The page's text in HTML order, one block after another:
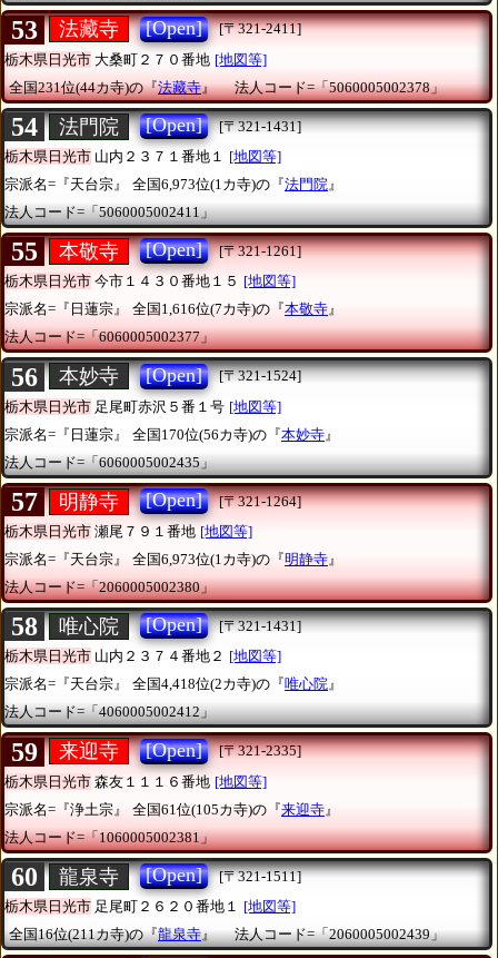
53 法藏寺 [Open]
[〒321-2411]
栃木県日光市 大桑町２７０番地 [地図等]
全国231位(44カ寺)の『法藏寺』 法人コード=「5060005002378」
54 法門院 [Open]
[〒321-1431]
栃木県日光市 山内２３７１番地１ [地図等]
宗派名=『天台宗』
全国6,973位(1カ寺)の『法門院』
法人コード=「5060005002411」
55 本敬寺 [Open]
[〒321-1261]
栃木県日光市 今市１４３０番地１５ [地図等]
宗派名=『日蓮宗』
全国1,616位(7カ寺)の『本敬寺』
法人コード=「6060005002377」
56 本妙寺 [Open]
[〒321-1524]
栃木県日光市 足尾町赤沢５番１号 [地図等]
宗派名=『日蓮宗』
全国170位(56カ寺)の『本妙寺 』
法人コード=「6060005002435」
57 明静寺 [Open]
[〒321-1264]
栃木県日光市 瀬尾７９１番地 [地図等]
宗派名=『天台宗』
全国6,973位(1カ寺)の『明静寺』
法人コード=「2060005002380」
58 唯心院 [Open]
[〒321-1431]
栃木県日光市 山内２３７４番地２ [地図等]
宗派名=『天台宗』
全国4,418位(2カ寺)の『唯心院』
法人コード=「4060005002412」
59 来迎寺 [Open]
[〒321-2335]
栃木県日光市 森友１１１６番地 [地図等]
宗派名=『浄土宗』
全国61位(105カ寺)の『来迎寺 』
法人コード=「1060005002381」
60 龍泉寺 [Open]
[〒321-1511]
栃木県日光市 足尾町２６２０番地１ [地図等]
全国16位(211カ寺)の『龍泉寺』 法人コード=「2060005002439」